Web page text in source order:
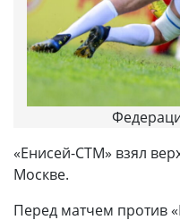
«Енисей-СТМ» взял
Москве.
Перед матчем против